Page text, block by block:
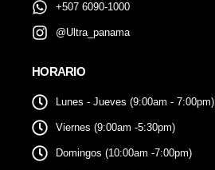
+507 6090-1000
@Ultra_panama
HORARIO
Lunes - Jueves (9:00am - 7:00pm)
Viernes (9:00am -5:30pm)
Domingos (10:00am -7:00pm)